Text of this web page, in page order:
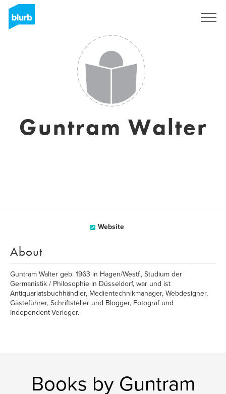
Guntram Walter
Website
About
Guntram Walter geb. 1963 in Hagen/Westf., Studium der
Germanistik / Philosophie in Düsseldorf, war und ist
Antiquariatsbuchhändler, Medientechnikmanager, Webdesigner,
Gästeführer, Schriftsteller und Blogger, Fotograf und
Independent-Verleger.
Books by Guntram